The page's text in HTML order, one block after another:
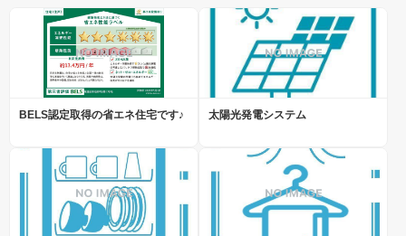
BELS認定取得の省エネ住宅です♪ 太陽光発電システム